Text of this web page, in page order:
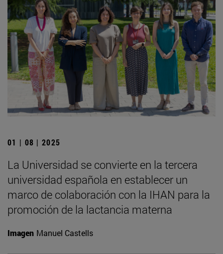
01 | 08 | 2025
La Universidad se convierte en la tercera
universidad española en establecer un
marco de colaboración con la IHAN para la
promoción de la lactancia materna
Imagen Manuel Castells